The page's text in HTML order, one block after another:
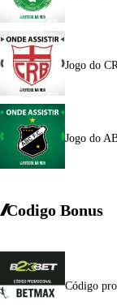
Jogo do
Jogo do
Codigo Bonus
Código